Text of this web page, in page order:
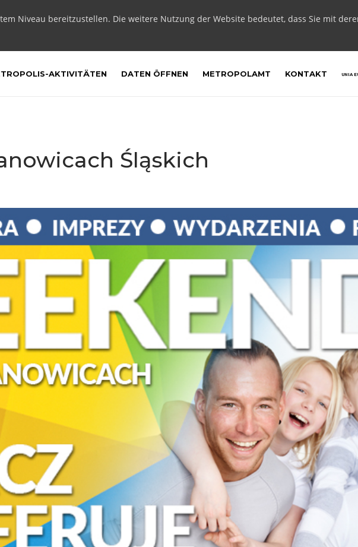
Niveau bereitzustellen. Die weitere Nutzung der Website bedeutet, dass Sie mit
AKTIVITÄTEN DATEN ÖFFNEN METROPOLAMT KONTAKT UNIA
Śląskich